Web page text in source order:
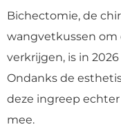
Bichectomie, de
wangvetkussen om
verkrijgen, is in
Ondanks de
deze ingreep
mee.